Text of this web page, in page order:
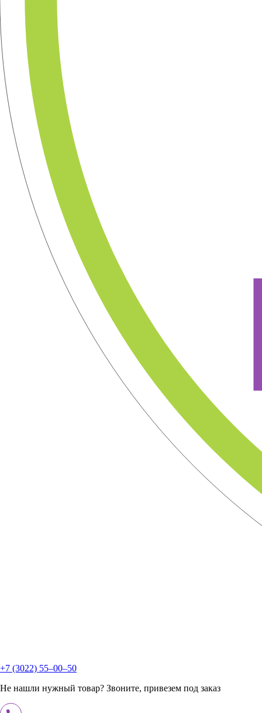
+7 (3022) 55‒00‒50
Не нашли нужный товар? Звоните, привезем под заказ